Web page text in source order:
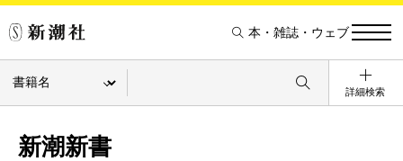
本・雑誌・ウェブ
詳細検索
新潮新書